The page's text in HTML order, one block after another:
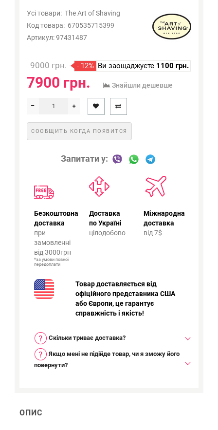
Усі товари: The Art of Shaving
Код товара: 670535715399
Артикул:97431487
9000 грн. - 12% Ви заощаджуєте 1100 грн.
7900 грн. Знайшли дешевше
СООБЩИТЬ КОГДА ПОЯВИТСЯ
Запитати у:
Безкоштовна
доставка
при
замовленні
від 3000грн
*за умови повної
передоплати
Доставка
по Україні
цілодобово
Міжнародна
доставка
від 7$
Товар доставляється від
офіційного представника США
або Європи, це гарантує
справжність і якість!
Скільки триває доставка?
Якщо мені не підійде товар, чи я зможу його
повернути?
ОПИС